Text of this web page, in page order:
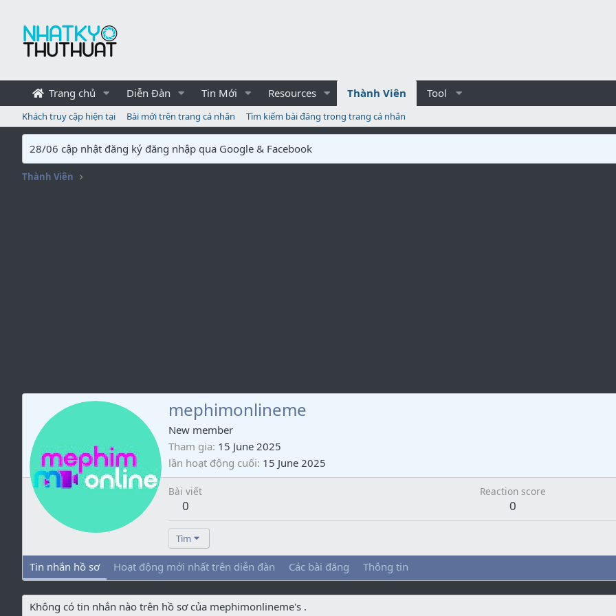
Trang chủ Diễn Đàn Tin Mới Resources Thành Viên Tool
Khách truy cập hiện tại Bài mới trên trang cá nhân Tìm kiếm bài đăng trong trang cá nhân
28/06 cập nhật đăng ký đăng nhập qua Google & Facebook
Thành Viên
mephimonlineme
New member
Tham gia 15 June 2025
lần hoạt động cuối 15 June 2025
Bài viết
0
Reaction score
0
Tìm
Tin nhắn hồ sơ Hoạt động mới nhất trên diễn đàn Các bài đăng Thông tin
Không có tin nhắn nào trên hồ sơ của mephimonlineme's .